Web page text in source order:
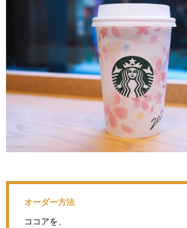
オーダー方法
ココアを、